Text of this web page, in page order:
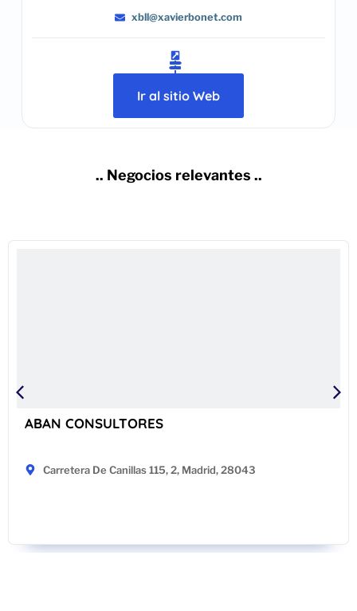
xbll@xavierbonet.com
Ir al sitio Web
.. Negocios relevantes ..
ABAN CONSULTORES
Carretera De Canillas 115, 2, Madrid, 28043